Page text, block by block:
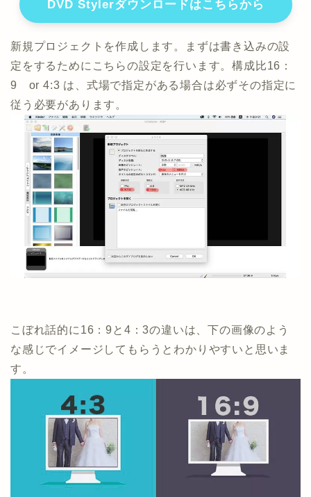
DVD Stylerダウンロードはこちらから
新規プロジェクトを作成します。まずは書き込みの設
定をするためにこちらの設定を行います。構成比16：
9 or 4:3 は、式場で指定がある場合は必ずその指定に
従う必要があります。
こぼれ話的に16：9と4：3の違いは、下の画像のよう
な感じでイメージしてもらうとわかりやすいと思いま
す。